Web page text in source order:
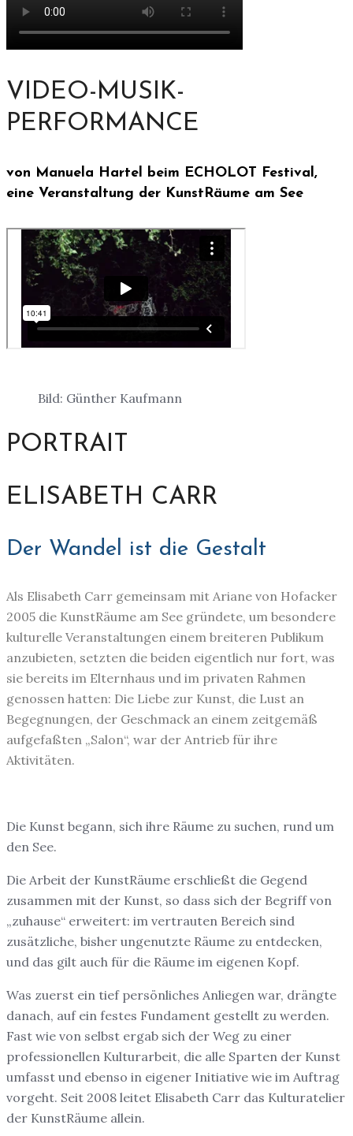
VIDEO-MUSIK-
PERFORMANCE
von Manuela Hartel beim ECHOLOT Festival,
eine Veranstaltung der KunstRäume am See
Bild: Günther Kaufmann
PORTRAIT
ELISABETH CARR
Der Wandel ist die Gestalt
Als Elisabeth Carr gemeinsam mit Ariane von Hofacker
2005 die KunstRäume am See gründete, um besondere
kulturelle Veranstaltungen einem breiteren Publikum
anzubieten, setzten die beiden eigentlich nur fort, was
sie bereits im Elternhaus und im privaten Rahmen
genossen hatten: Die Liebe zur Kunst, die Lust an
Begegnungen, der Geschmack an einem zeitgemäß
aufgefaßten „Salon“, war der Antrieb für ihre
Aktivitäten.
Die Kunst begann, sich ihre Räume zu suchen, rund um
den See.
Die Arbeit der KunstRäume erschließt die Gegend
zusammen mit der Kunst, so dass sich der Begriff von
„zuhause“ erweitert: im vertrauten Bereich sind
zusätzliche, bisher ungenutzte Räume zu entdecken,
und das gilt auch für die Räume im eigenen Kopf.
Was zuerst ein tief persönliches Anliegen war, drängte
danach, auf ein festes Fundament gestellt zu werden.
Fast wie von selbst ergab sich der Weg zu einer
professionellen Kulturarbeit, die alle Sparten der Kunst
umfasst und ebenso in eigener Initiative wie im Auftrag
vorgeht. Seit 2008 leitet Elisabeth Carr das Kulturatelier
der KunstRäume allein.